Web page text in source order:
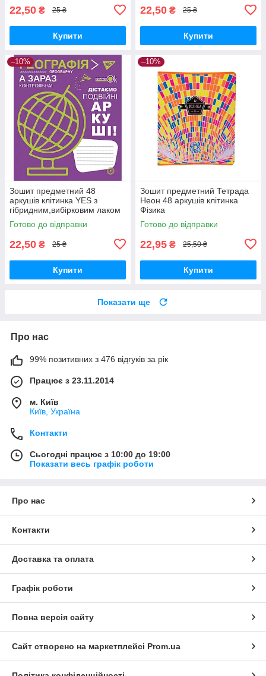
22,50 ₴ 25 ₴
Купити
22,50 ₴ 25 ₴
Купити
–10%
Зошит предметний 48
аркушів клітинка YES з
гібридним,вибірковим лаком
ГЕОГРАФІЯ (Fun school
subjects)
Готово до відправки
22,50 ₴ 25 ₴
Купити
–10%
Зошит предметний Тетрада
Неон 48 аркушів клітинка
Фізика
Готово до відправки
22,95 ₴ 25,50 ₴
Купити
Показати ще
Про нас
99% позитивних з 476 відгуків за рік
Працює з 23.11.2014
м. Київ
Київ, Україна
Контакти
Сьогодні працює з 10:00 до 19:00
Показати весь графік роботи
Про нас
Контакти
Доставка та оплата
Графік роботи
Повна версія сайту
Сайт створено на маркетплейсі Prom.ua